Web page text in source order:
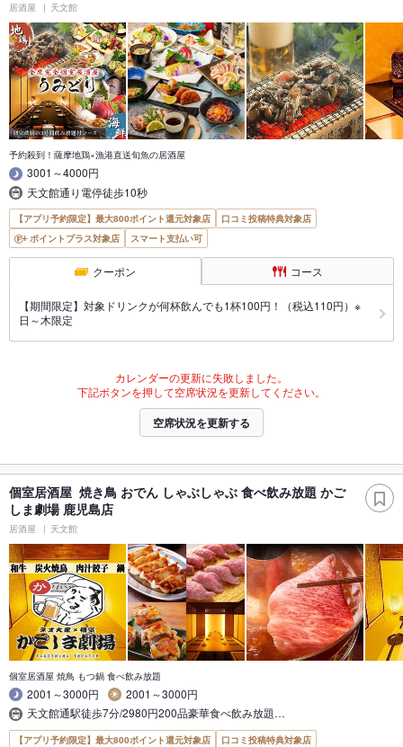
居酒屋 天文館
予約殺到！薩摩地鶏×漁港直送旬魚の居酒屋
3001～4000円
天文館通り電停徒歩10秒
【アプリ予約限定】最大800ポイント還元対象店
口コミ投稿特典対象店
ポイントプラス対象店
スマート支払い可
クーポン コース
【期間限定】対象ドリンクが何杯飲んでも1杯100円！（税込110円）※
日～木限定
カレンダーの更新に失敗しました。
下記ボタンを押して空席状況を更新してください。
空席状況を更新する
個室居酒屋 焼き鳥 おでん しゃぶしゃぶ 食べ飲み放題 かご
しま劇場 鹿児島店
居酒屋 天文館
個室居酒屋 焼鳥 もつ鍋 食べ飲み放題
2001～3000円
2001～3000円
天文館通駅徒歩7分/2980円200品豪華食べ飲み放題…
【アプリ予約限定】最大800ポイント還元対象店
口コミ投稿特典対象店